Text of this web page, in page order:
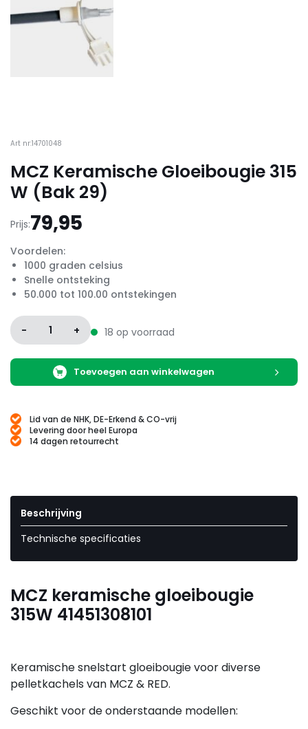
Art nr:14701048
MCZ Keramische Gloeibougie 315
W (Bak 29)
Prijs:79,95
Voordelen:
1000 graden celsius
Snelle ontsteking
50.000 tot 100.00 ontstekingen
- 1 + 18 op voorraad
Toevoegen aan winkelwagen
Lid van de NHK, DE-Erkend & CO-vrij
Levering door heel Europa
14 dagen retourrecht
Beschrijving
Technische specificaties
MCZ keramische gloeibougie
315W 41451308101
Keramische snelstart gloeibougie voor diverse
pelletkachels van MCZ & RED.
Geschikt voor de onderstaande modellen: